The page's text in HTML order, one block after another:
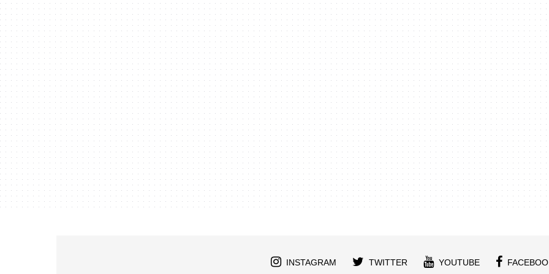
INSTAGRAM TWITTER YOUTUBE